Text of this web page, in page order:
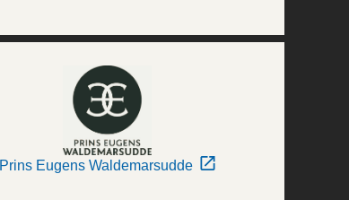
Prins Eugens Waldemarsudde